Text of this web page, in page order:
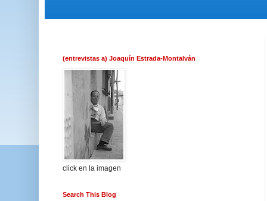
(entrevistas a) Joaquín Estrada-Montalván
click en la imagen
Search This Blog